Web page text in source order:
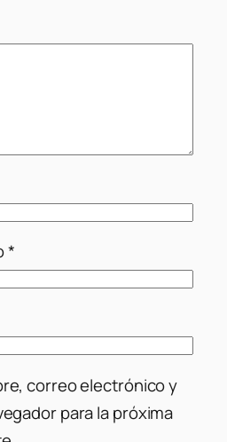
*
correo electrónico y
para la próxima